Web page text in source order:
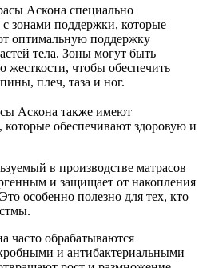
Аскона специально
с зонами поддержки, которые
оптимальную поддержку
тела. Зоны могут быть
жесткости, чтобы обеспечить
плеч, таза и ног.
Аскона также имеют
которые обеспечивают здоровую и
в производстве матрасов
и защищает от накопления
особенно полезно для тех, кто
часто обрабатываются
и антибактериальными